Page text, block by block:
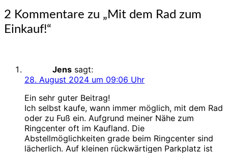
2 Kommentare zu „ Mit dem Rad zum
Einkauf!“
Jens sagt:
28. August 2024 um 09:06 Uhr
Ein sehr guter Beitrag!
Ich selbst kaufe, wann immer möglich, mit dem Rad
oder zu Fuß ein. Aufgrund meiner Nähe zum
Ringcenter oft im Kaufland. Die
Abstellmöglichkeiten grade beim Ringcenter sind
lächerlich. Auf kleinen rückwärtigen Parkplatz ist